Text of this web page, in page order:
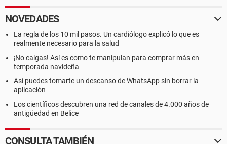
NOVEDADES
La regla de los 10 mil pasos. Un cardiólogo explicó lo que es
realmente necesario para la salud
¡No caigas! Así es como te manipulan para comprar más en
temporada navideña
Así puedes tomarte un descanso de WhatsApp sin borrar la
aplicación
Los científicos descubren una red de canales de 4.000 años de
antigüedad en Belice
CONSULTA TAMBIÉN